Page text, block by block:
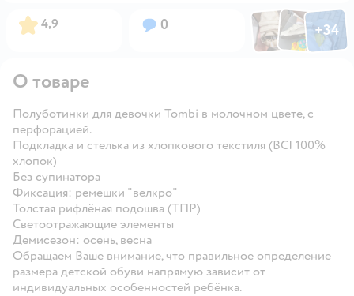
Рейтинг:
4,9 Вопросов:
0 ФотоФотоФото
+34
Открыть
О товаре
Полуботинки для девочки Tombi в молочном цвете, с
перфорацией.
Подкладка и стелька из хлопкового текстиля (BCI 100%
хлопок)
Без супинатора
Фиксация: ремешки "велкро"
Толстая рифлёная подошва (ТПР)
Светоотражающие элементы
Демисезон: осень, весна
Обращаем Ваше внимание, что правильное определение
размера детской обуви напрямую зависит от
индивидуальных особенностей ребёнка.